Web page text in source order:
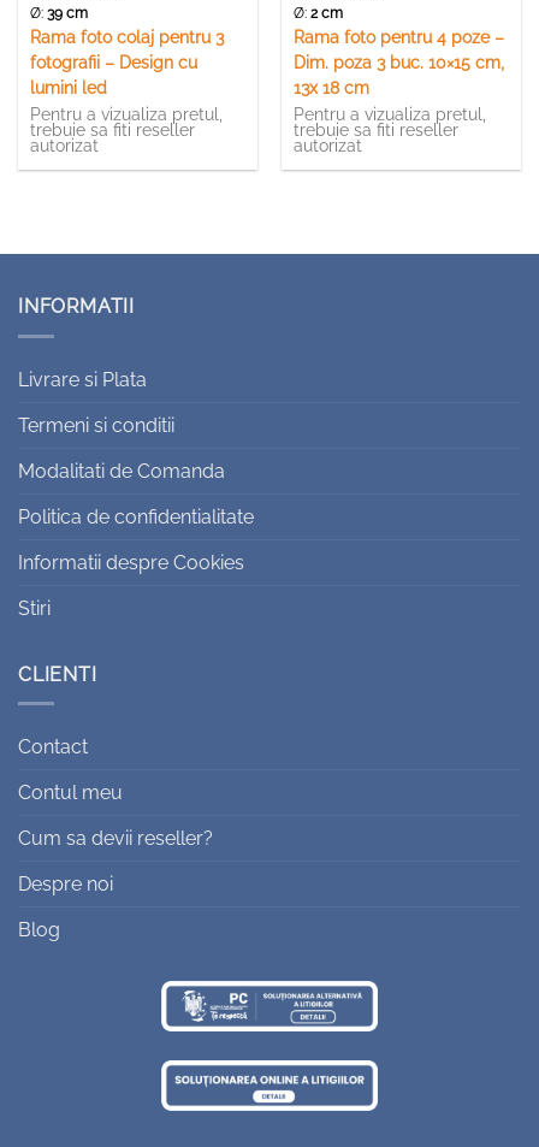
Ø:39 cm
Rama foto colaj pentru 3
fotografii – Design cu
lumini led
Pentru a vizualiza pretul,
trebuie sa fiti reseller
autorizat
Ø:2 cm
Rama foto pentru 4 poze –
Dim. poza 3 buc. 10×15 cm,
13x 18 cm
Pentru a vizualiza pretul,
trebuie sa fiti reseller
autorizat
INFORMATII
Livrare si Plata
Termeni si conditii
Modalitati de Comanda
Politica de confidentialitate
Informatii despre Cookies
Stiri
CLIENTI
Contact
Contul meu
Cum sa devii reseller?
Despre noi
Blog